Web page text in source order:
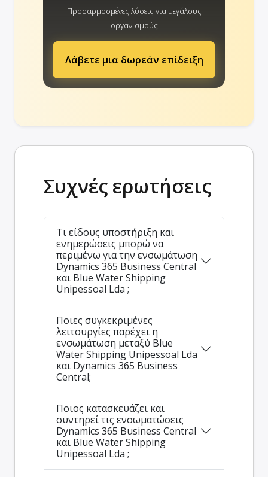
Προσαρμοσμένες λύσεις για μεγάλους
οργανισμούς
Λάβετε μια δωρεάν επίδειξη
Συχνές ερωτήσεις
Τι είδους υποστήριξη και
ενημερώσεις μπορώ να
περιμένω για την ενσωμάτωση
Dynamics 365 Business Central
και Blue Water Shipping
Unipessoal Lda ;
Ποιες συγκεκριμένες
λειτουργίες παρέχει η
ενσωμάτωση μεταξύ Blue
Water Shipping Unipessoal Lda
και Dynamics 365 Business
Central;
Ποιος κατασκευάζει και
συντηρεί τις ενσωματώσεις
Dynamics 365 Business Central
και Blue Water Shipping
Unipessoal Lda ;